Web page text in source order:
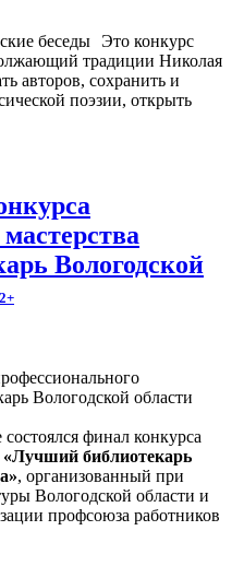
Это конкурс
традиции Николая
авторов, сохранить и
поэзии, открыть
Вологодской
финал конкурса
«Лучший библиотекарь
, организованный при
Вологодской области и
профсоюза работников